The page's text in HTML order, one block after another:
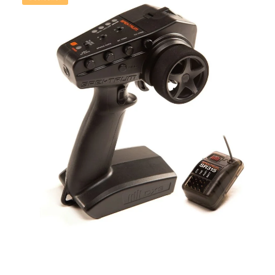
Empfängern Erweiterte Programmierfunktionen mit Tap-Benutzeroberfläche USB-
Konnektivität für Firmware-Updates und Gamecontroller Schnelle und einfache,
intuitive Software basierend auf Benutzererfahrungen Rutschfester, abnehmbarer
Gummihandgriff und Lenkrad mit Profil Integrierte Telemetrie Praktisches
integriertes Werkzeugfach Programmierbare Vibrationsalarme Programmiere und
optimiere kompatible AVC®-Empfänger Beinhaltet den kompakten Spektrum
SR515, 5-Kanal-DSMR-Sportempfänger Kompatibel mit DSM2®-Empfängern 250
Modellspeicher Deine Fahrzeuge sind extrem robust und haltbar. Warum also
nicht auch dein Sender? Die Spektrum™ DX6 Rugged™ 6-Kanal Fernsteuerung
definiert die RC-Car-Fahren neu, indem die Haltbarkeit deutlich nach oben
geschraubt wurde um den rauen Einflüssen, welchen Off-Roader, Basher und
Bootfahrer in ihrem Hobby immer wieder ausgesetzt sind, besser standzuhalten.
Genau wie der Vorgänger, die DX5 Rugged, bietet dieser Sender eine
außergewöhnliche Ergonomie. Das Ergebnis ist eine erstklassige Fernsteuerung,
mit unvergleichbarer Robustheit und anderen innovativen Features, die mit einer
Präzision, Vielseitigkeit und Benutzerfreundlichkeit auftrumpft, die du nicht mehr
missen möchtest. Um den wilden Alltag zu bewältigen, bietet dir die DX6 Rugged
nicht nur praktische 6 Kanäle, sie hält auch eine Reihe von Schaltern für
Sonderfunktionen wie Licht, Seilwinde oder ähnliches für dich bereit. Die
Bedienung geschieht über ein touchsensitives Bedienfeld, welches den Sender
besser gegen Feuchtigkeit schützt. Tippe mit deiner Fingerspitze auf den
gewünschten Menüpunkt, Option oder Wert. Darüber hinaus haben wir das gut
ablesbare LCD-Display mit einer Hintergrundbeleuchtung ausgestattet, die selbst
unter schwierigsten Bedingungen eine beispiellose Helligkeit und Klarheit bietet.
Dank der integrierten Telemetrie- und Smart-Telemetrie-Funktion ** kannst du
wichtige Daten wie Motordrehzahl, Fahrzeuggeschwindigkeit, Akkuspannung und